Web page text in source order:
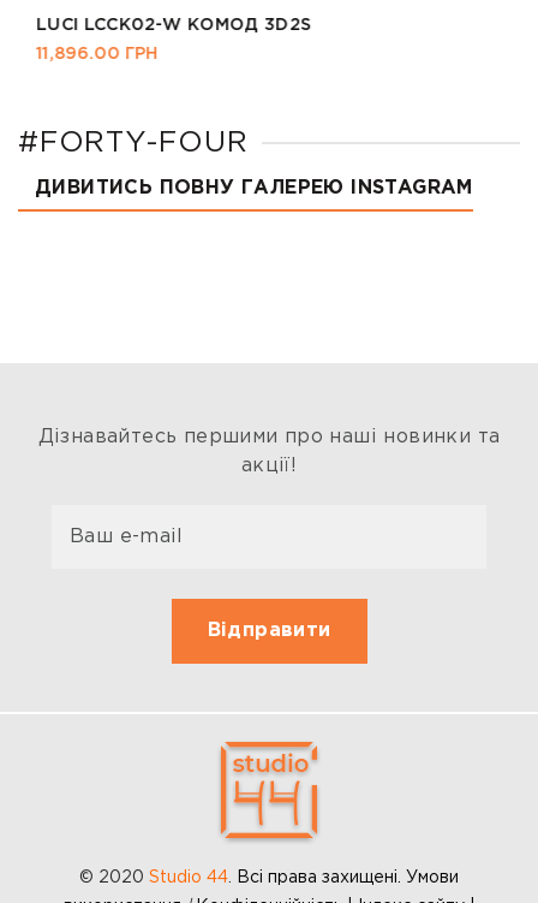
LUCI LCCK02-W КОМОД 3D2S
11,896.00ГРН
#FORTY-FOUR
ДИВИТИСЬ ПОВНУ ГАЛЕРЕЮ INSTAGRAM
Дізнавайтесь першими про наші новинки та
акції!
© 2020 Studio 44
Всі права захищені. Умови